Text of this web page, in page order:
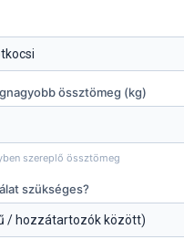
össztömeg (kg)
szereplő össztömeg
szükséges?